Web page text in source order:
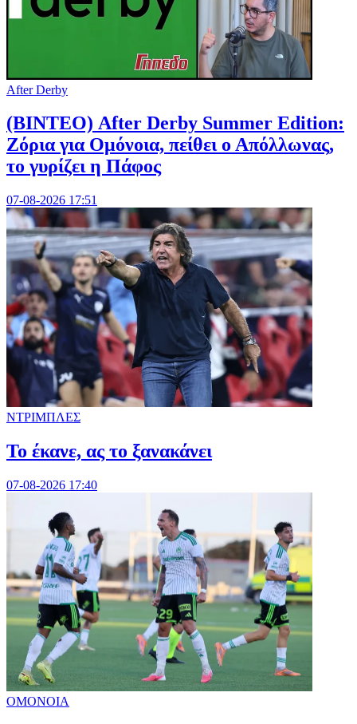
After Derby
(ΒΙΝΤΕΟ) After Derby Summer Edition:
Ζόρια για Ομόνοια, πείθει ο Απόλλωνας,
το γυρίζει η Πάφος
07-08-2026 17:51
ΝΤΡΙΜΠΛΕΣ
Το έκανε, ας το ξανακάνει
07-08-2026 17:40
ΟΜΟΝΟΙΑ